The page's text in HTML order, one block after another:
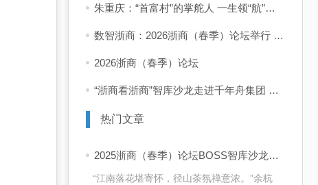
朱重庆：“首富村”的掌舵人 一生领“航”共富路
数智浙商：2026浙商（春季）论坛举行 企业家学者共话“十五五”发展新前景
2026浙商（春季）论坛
“浙商看浙商”智库沙龙走进千年舟集团 共话浙商可持续增长之道
热门文章
2025浙商（春季）论坛BOSS智库沙龙活动 “浙商看浙商”走进四岭名茶厂
“江南落花堪寄怀，径山茶氛禅意浓。”余杭